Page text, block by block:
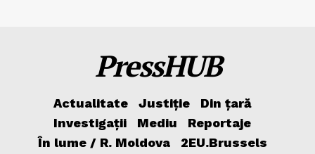
PressHUB
Actualitate Justiție
Din țară
Investigații
Mediu
Reportaje
În lume / R. Moldova
2EU.Brussels